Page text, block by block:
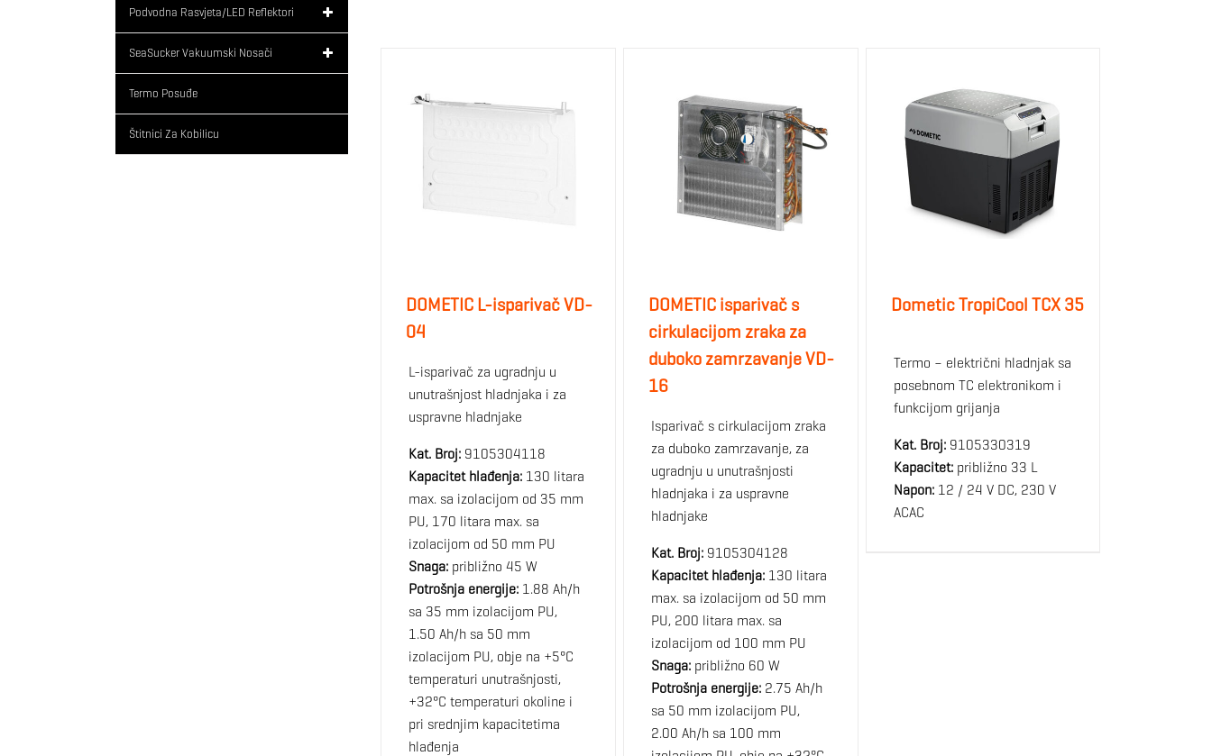
DOMETIC L-isparivač VD-
04
L-isparivač za ugradnju u
unutrašnjost hladnjaka i za
uspravne hladnjake
Kat. Broj: 9105304118
Kapacitet hlađenja: 130 litara
max. sa izolacijom od 35 mm
PU, 170 litara max. sa
izolacijom od 50 mm PU
Snaga: približno 45 W
Potrošnja energije: 1.88 Ah/h
sa 35 mm izolacijom PU,
1.50 Ah/h sa 50 mm
izolacijom PU, obje na +5°C
temperaturi unutrašnjosti,
+32°C temperaturi okoline i
pri srednjim kapacitetima
hlađenja
DOMETIC isparivač s
cirkulacijom zraka za
duboko zamrzavanje VD-
16
Isparivač s cirkulacijom zraka
za duboko zamrzavanje, za
ugradnju u unutrašnjosti
hladnjaka i za uspravne
hladnjake
Kat. Broj:9105304128
Kapacitet hlađenja:130 litara
max. sa izolacijom od 50 mm
PU, 200 litara max. sa
izolacijom od 100 mm PU
Snaga:približno 60 W
Potrošnja energije:2.75 Ah/h
sa 50 mm izolacijom PU,
2.00 Ah/h sa 100 mm
Dometic TropiCool TCX 35
Termo – električni hladnjak sa
posebnom TC elektronikom i
funkcijom grijanja
Kat. Broj:9105330319
Kapacitet:približno 33 L
Napon:12 / 24 V DC, 230 V
ACAC
Podvodna Rasvjeta/LED Reflektori
SeaSucker Vakuumski Nosači
Termo Posuđe
Štitnici Za Kobilicu